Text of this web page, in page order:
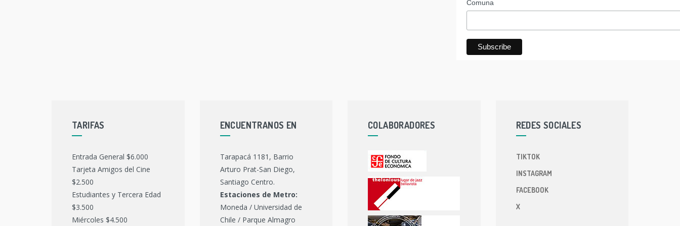
Comuna
TARIFAS
Entrada General $6.000
Tarjeta Amigos del Cine
$2.500
Estudiantes y Tercera Edad
$3.500
Miércoles $4.500
ENCUENTRANOS EN
Tarapacá 1181, Barrio
Arturo Prat-San Diego,
Santiago Centro.
Estaciones de Metro:
Moneda / Universidad de
Chile / Parque Almagro
COLABORADORES REDES SOCIALES
TIKTOK
INSTAGRAM
FACEBOOK
X